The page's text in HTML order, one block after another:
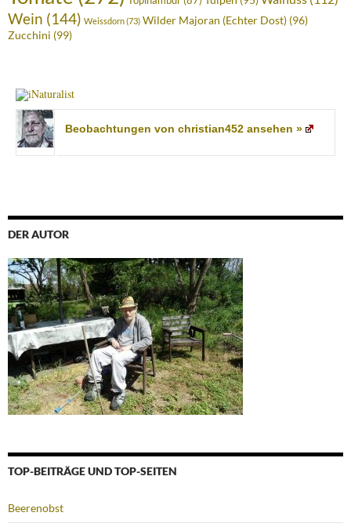
Wein (144) Weissdorn(73) Wilder Majoran (Echter Dost) (96)
Zucchini (99)
Beobachtungen von christian452 ansehen »
DER AUTOR
TOP-BEITRÄGE UND TOP-SEITEN
Beerenobst